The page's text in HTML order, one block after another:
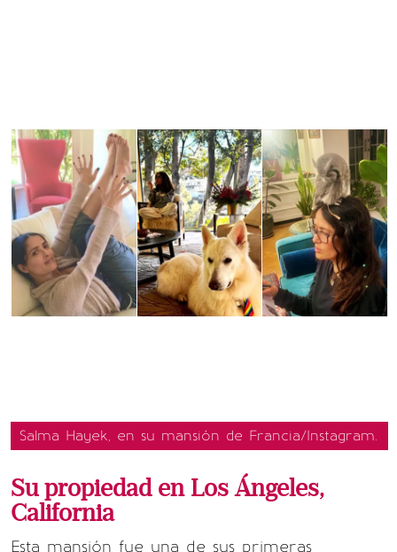
Salma Hayek, en su mansión de Francia/Instagram.
Su propiedad en Los Ángeles,
California
Esta mansión fue una de sus primeras